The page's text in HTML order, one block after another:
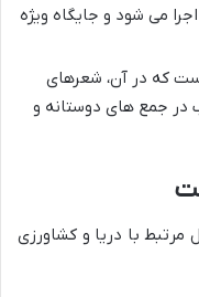
می شود و جایگاه ویژه
که در آن، شعرهای
در جمع های دوستانه و
مرتبط با دریا و کشاورزی